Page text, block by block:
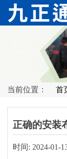
当前位置： 首
正确的安装
时间: 2024-01-